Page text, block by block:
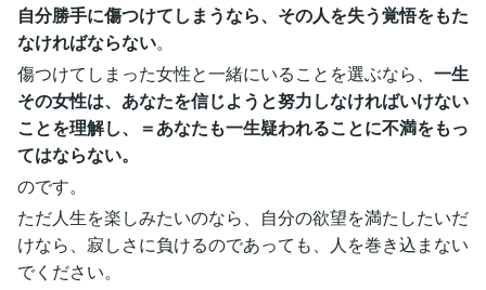
自分勝手に傷つけてしまうなら、その人を失う覚悟をもた
なければならない。
傷つけてしまった女性と一緒にいることを選ぶなら、 一生
その女性は、あなたを信じようと努力しなければいけない
ことを理解し、＝あなたも一生疑われることに不満をもっ
てはならない。
のです。
ただ人生を楽しみたいのなら、自分の欲望を満たしたいだ
けなら、寂しさに負けるのであっても、人を巻き込まない
でください。